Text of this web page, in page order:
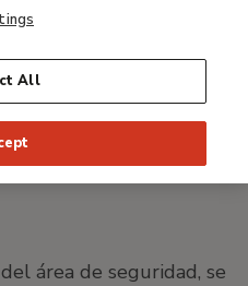
área de seguridad, se
All